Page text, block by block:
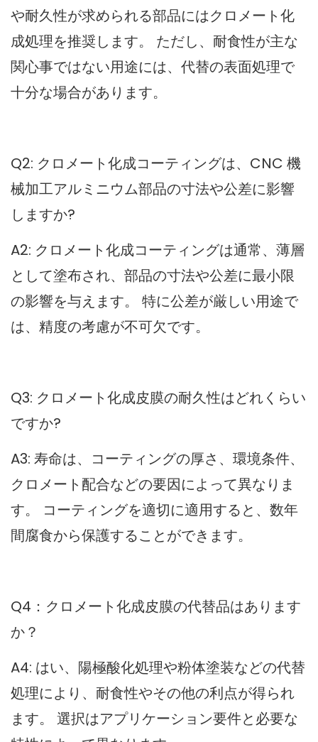
や耐久性が求められる部品にはクロメート化
成処理を推奨します。 ただし、耐食性が主な
関心事ではない用途には、代替の表面処理で
十分な場合があります。
Q2: クロメート化成コーティングは、CNC 機
械加工アルミニウム部品の寸法や公差に影響
しますか?
A2: クロメート化成コーティングは通常、薄層
として塗布され、部品の寸法や公差に最小限
の影響を与えます。 特に公差が厳しい用途で
は、精度の考慮が不可欠です。
Q3: クロメート化成皮膜の耐久性はどれくらい
ですか?
A3: 寿命は、コーティングの厚さ、環境条件、
クロメート配合などの要因によって異なりま
す。 コーティングを適切に適用すると、数年
間腐食から保護することができます。
Q4：クロメート化成皮膜の代替品はあります
か？
A4: はい、陽極酸化処理や粉体塗装などの代替
処理により、耐食性やその他の利点が得られ
ます。 選択はアプリケーション要件と必要な